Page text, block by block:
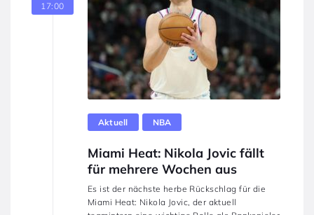
17:00
Aktuell NBA
Miami Heat: Nikola Jovic fällt
für mehrere Wochen aus
Es ist der nächste herbe Rückschlag für die
Miami Heat: Nikola Jovic, der aktuell